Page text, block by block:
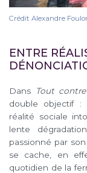
Crédit Alexandre
ENTRE
Dans Tout
double objectif :
réalité sociale
lente
passionné par
se cache, en
quotidien de la